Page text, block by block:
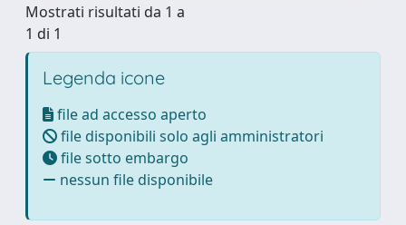
Mostrati risultati da 1 a
1 di 1
Legenda icone
file ad accesso aperto
file disponibili solo agli amministratori
file sotto embargo
nessun file disponibile